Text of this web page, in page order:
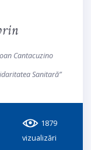
Cantacuzino
Sanitară”
1879
vizualizări